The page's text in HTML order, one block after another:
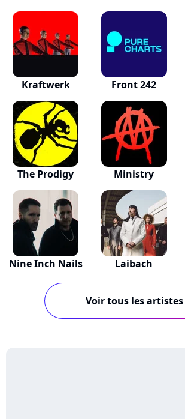
Kraftwerk Front 242
The Prodigy Ministry
Nine Inch Nails Laibach
Voir tous les artistes